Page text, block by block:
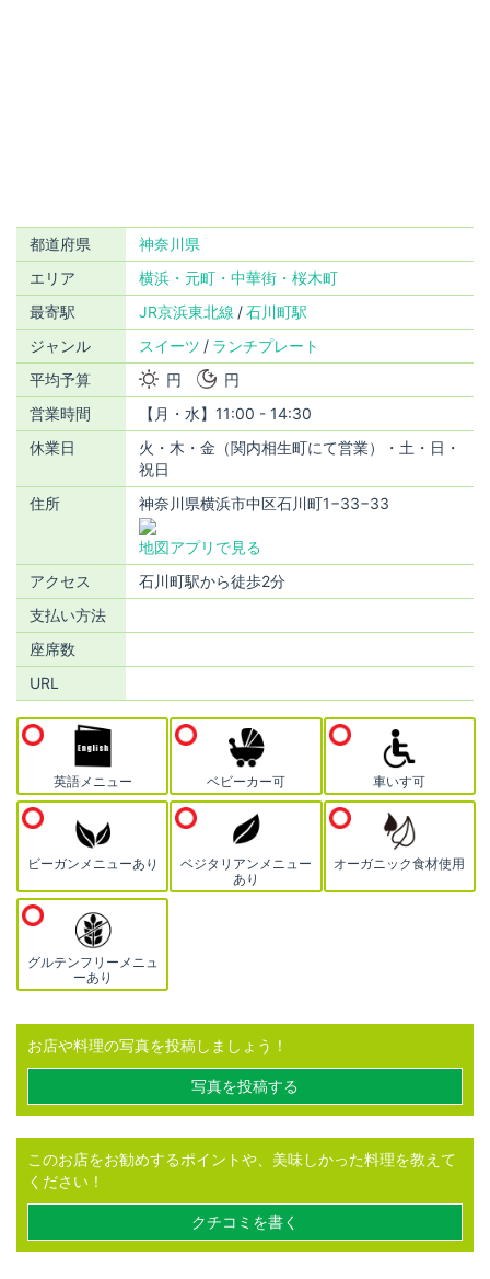
都道府県
神奈川県
エリア
横浜・元町・中華街・桜木町
最寄駅
JR京浜東北線
石川町駅
ジャンル
スイーツ
ランチプレート
平均予算
円
円
営業時間
【月・水】11:00 - 14:30
休業日
火・木・金（関内相生町にて営業）・土・日・
祝日
住所
神奈川県横浜市中区石川町1−33−33
地図アプリで見る
アクセス
石川町駅から徒歩2分
支払い方法
座席数
URL
英語メニュー ベビーカー可 車いす可
ビーガンメニューあり
ベジタリアンメニュー
あり
オーガニック食材使用
グルテンフリーメニュ
ーあり
お店や料理の写真を投稿しましょう！
写真を投稿する
このお店をお勧めするポイントや、美味しかった料理を教えて
ください！
クチコミを書く